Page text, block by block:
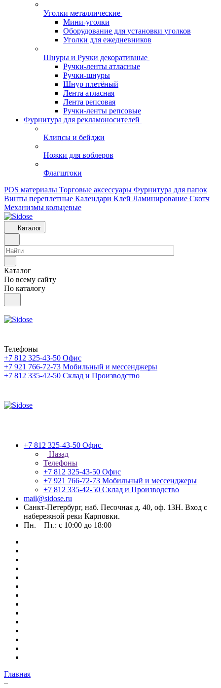
Уголки металлические
Мини-уголки
Оборудование для установки уголков
Уголки для ежедневников
Шнуры и Ручки декоративные
Ручки-ленты атласные
Ручки-шнуры
Шнур плетёный
Лента атласная
Лента репсовая
Ручки-ленты репсовые
Фурнитура для рекламоносителей
Клипсы и бeйджи
Ножки для воблеров
Флагштоки
POS материалы Торговые аксессуары Фурнитура для папок
Винты переплетные Календари Клей Ламинирование Скотч
Механизмы кольцевые
Каталог
Каталог
По всему сайту
По каталогу
Телефоны
+7 812 325-43-50 Офис
+7 921 766-72-73 Мобильный и мессенджеры
+7 812 335-42-50 Склад и Производство
+7 812 325-43-50 Офис
Назад
Телефоны
+7 812 325-43-50 Офис
+7 921 766-72-73 Мобильный и мессенджеры
+7 812 335-42-50 Склад и Производство
mail@sidose.ru
Санкт-Петербург, наб. Песочная д. 40, оф. 13Н. Вход с
набережной реки Карповки.
Пн. – Пт.: с 10:00 до 18:00
Главная
–